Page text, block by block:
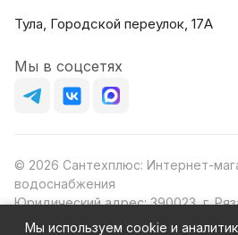
Тула, Городской переулок, 17А
Мы в соцсетях
© 2026 Сантехплюс: Интернет-
водоснабжения
Юридический адрес: 390023, г.
д.8Ж
Мы используем cookie и